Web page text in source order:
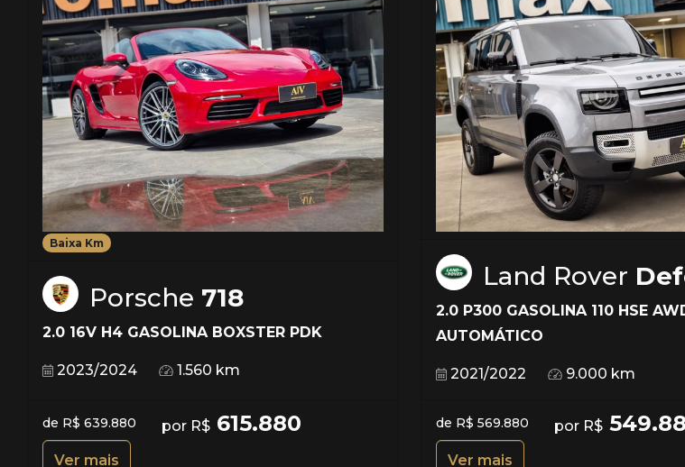
Baixa Km
Porsche 718
2.0 16V H4 GASOLINA BOXSTER PDK
2023/2024 1.560 km
de R$ 639.880 por R$ 615.880
Ver mais
Land Rover
2.0 P300 GASOLINA 110 HSE
AUTOMÁTICO
2021/2022 9.000 km
de R$ 569.880 por R$
Ver mais